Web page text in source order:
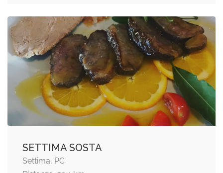
SETTIMA SOSTA
Settima, PC